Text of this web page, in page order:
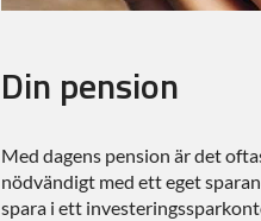
Din pension
Med dagens pension är det
nödvändigt med ett eget
spara i ett